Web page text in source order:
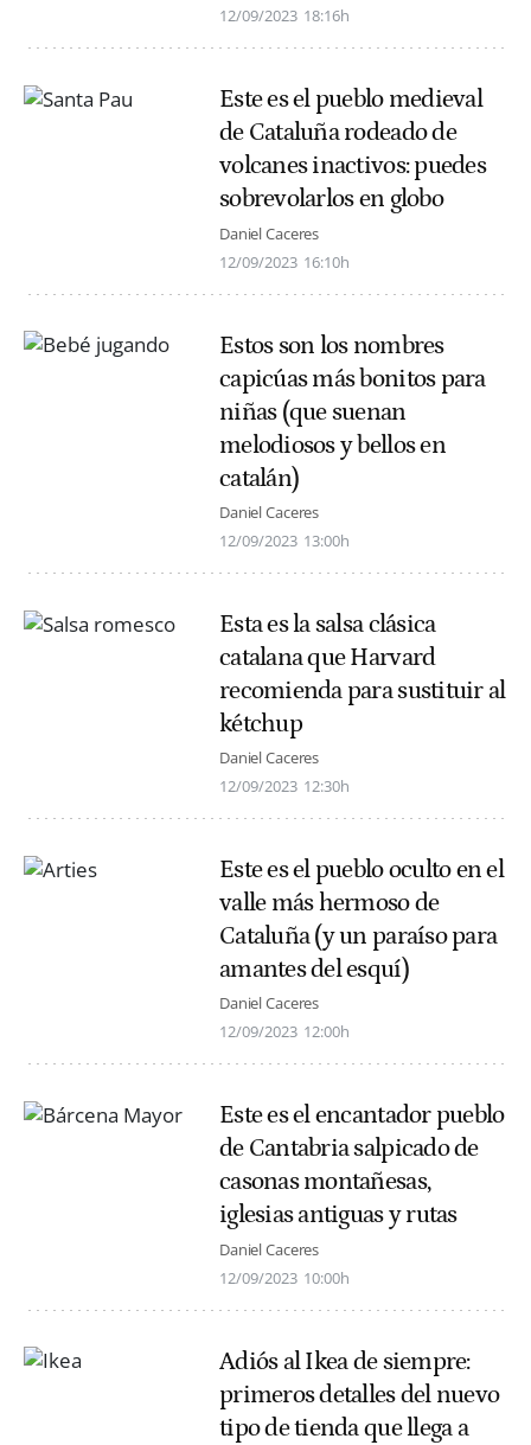
12/09/2023 18:16h
Este es el pueblo medieval
de Cataluña rodeado de
volcanes inactivos: puedes
sobrevolarlos en globo
Daniel Caceres
12/09/2023 16:10h
Estos son los nombres
capicúas más bonitos para
niñas (que suenan
melodiosos y bellos en
catalán)
Daniel Caceres
12/09/2023 13:00h
Esta es la salsa clásica
catalana que Harvard
recomienda para sustituir al
kétchup
Daniel Caceres
12/09/2023 12:30h
Este es el pueblo oculto en el
valle más hermoso de
Cataluña (y un paraíso para
amantes del esquí)
Daniel Caceres
12/09/2023 12:00h
Este es el encantador pueblo
de Cantabria salpicado de
casonas montañesas,
iglesias antiguas y rutas
Daniel Caceres
12/09/2023 10:00h
Adiós al Ikea de siempre:
primeros detalles del nuevo
tipo de tienda que llega a